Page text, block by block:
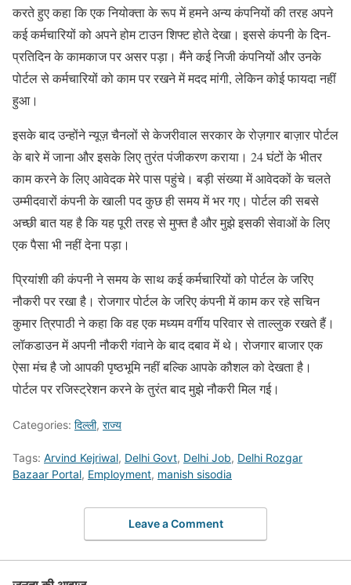
करते हुए कहा कि एक नियोक्ता के रूप में हमने अन्य कंपनियों की तरह अपने
कई कर्मचारियों को अपने होम टाउन शिफ्ट होते देखा। इससे कंपनी के दिन-
प्रतिदिन के कामकाज पर असर पड़ा। मैंने कई निजी कंपनियों और उनके
पोर्टल से कर्मचारियों को काम पर रखने में मदद मांगी, लेकिन कोई फायदा नहीं
हुआ।
इसके बाद उन्होंने न्यूज़ चैनलों से केजरीवाल सरकार के रोज़गार बाज़ार पोर्टल
के बारे में जाना और इसके लिए तुरंत पंजीकरण कराया। 24 घंटों के भीतर
काम करने के लिए आवेदक मेरे पास पहुंचे। बड़ी संख्या में आवेदकों के चलते
उम्मीदवारों कंपनी के खाली पद कुछ ही समय में भर गए। पोर्टल की सबसे
अच्छी बात यह है कि यह पूरी तरह से मुफ्त है और मुझे इसकी सेवाओं के लिए
एक पैसा भी नहीं देना पड़ा।
प्रियांशी की कंपनी ने समय के साथ कई कर्मचारियों को पोर्टल के जरिए
नौकरी पर रखा है। रोजगार पोर्टल के जरिए कंपनी में काम कर रहे सचिन
कुमार त्रिपाठी ने कहा कि वह एक मध्यम वर्गीय परिवार से ताल्लुक रखते हैं।
लॉकडाउन में अपनी नौकरी गंवाने के बाद दबाव में थे। रोजगार बाजार एक
ऐसा मंच है जो आपकी पृष्ठभूमि नहीं बल्कि आपके कौशल को देखता है।
पोर्टल पर रजिस्ट्रेशन करने के तुरंत बाद मुझे नौकरी मिल गई।
Categories: दिल्ली, राज्य
Tags: Arvind Kejriwal, Delhi Govt, Delhi Job, Delhi Rozgar
Bazaar Portal, Employment, manish sisodia
Leave a Comment